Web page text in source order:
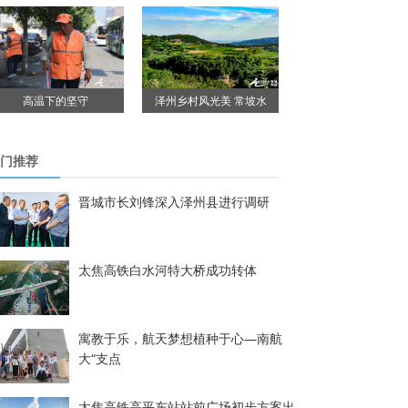
高温下的坚守 泽州乡村风光美 常坡水
推荐
晋城市长刘锋深入泽州县进行调研
太焦高铁白水河特大桥成功转体
寓教于乐，航天梦想植种于心—南航
大“支点